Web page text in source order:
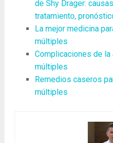
de Shy Drager:
tratamiento,
La mejor medicina
múltiples
Complicaciones de
múltiples
Remedios caseros
múltiples